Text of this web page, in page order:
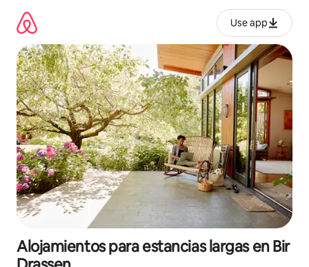
contenido
Use app
Alojamientos para estancias largas en Bir